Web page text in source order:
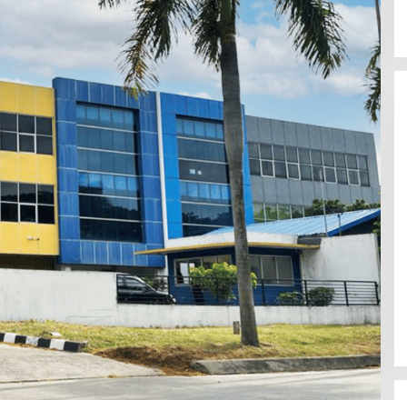
Hadiri
Pusat Dan
Sukseskan Program Asta Cita
Presiden RI, Ikuti Zoom Meeting
Bersama Kapolri, Kapolres Musi
Rawas Bersama Forkompinda
Gelar Panen Jagung Serentak
Kuartal III Di Desa Suro